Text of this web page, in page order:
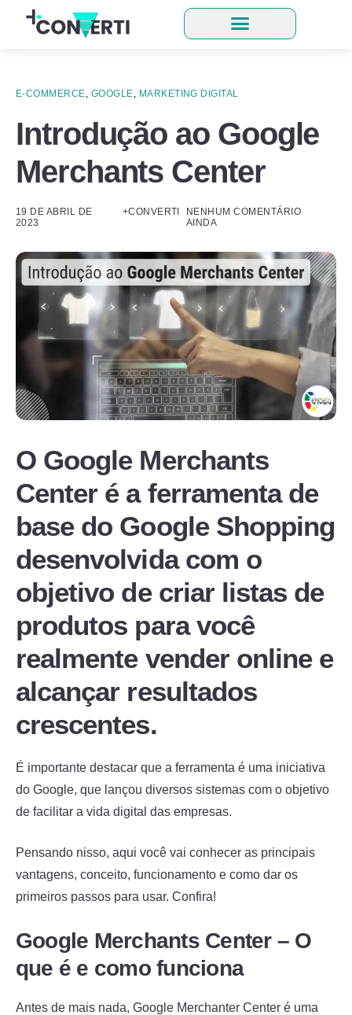
E-COMMERCE, GOOGLE, MARKETING DIGITAL
Introdução ao Google
Merchants Center
19 DE ABRIL DE
2023
+CONVERTI
NENHUM COMENTÁRIO
AINDA
O Google Merchants
Center é a ferramenta de
base do Google Shopping
desenvolvida com o
objetivo de criar listas de
produtos para você
realmente vender online e
alcançar resultados
crescentes.
É importante destacar que a ferramenta é uma iniciativa
do Google, que lançou diversos sistemas com o objetivo
de facilitar a vida digital das empresas.
Pensando nisso, aqui você vai conhecer as principais
vantagens, conceito, funcionamento e como dar os
primeiros passos para usar. Confira!
Google Merchants Center – O
que é e como funciona
Antes de mais nada, Google Merchanter Center é uma